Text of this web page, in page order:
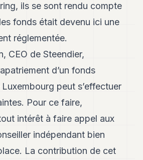
ils se sont rendu compte
fonds était devenu ici une
réglementée.
CEO de Steendier,
d’un fonds
peut s’effectuer
Pour ce faire,
intérêt à faire appel aux
indépendant bien
La contribution de cet